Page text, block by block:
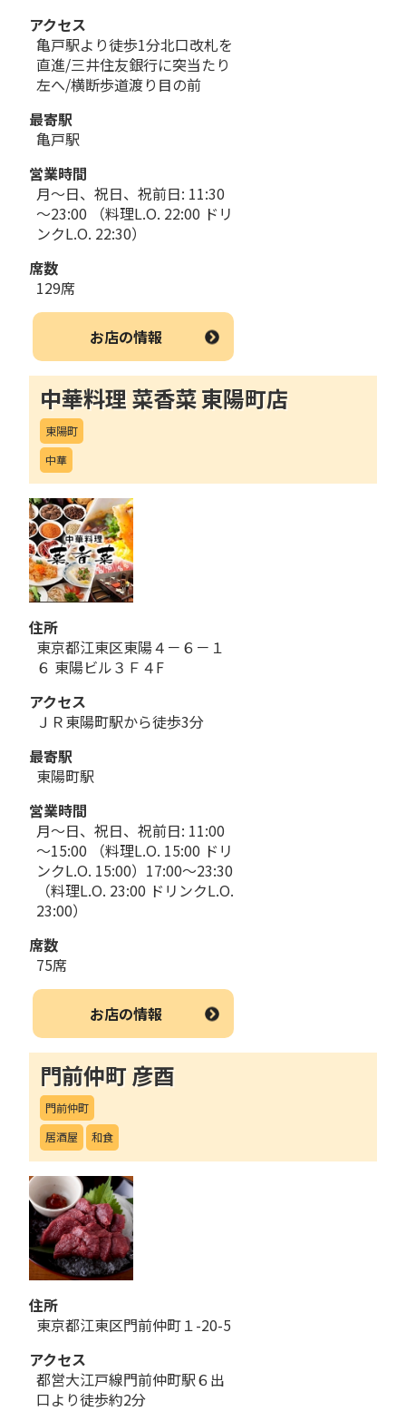
アクセス
亀戸駅より徒歩1分北口改札を
直進/三井住友銀行に突当たり
左へ/横断歩道渡り目の前
最寄駅
亀戸駅
営業時間
月～日、祝日、祝前日: 11:30
～23:00 （料理L.O. 22:00 ドリ
ンクL.O. 22:30）
席数
129席
お店の情報
中華料理 菜香菜 東陽町店
東陽町
中華
住所
東京都江東区東陽４－６－１
６ 東陽ビル３Ｆ４F
アクセス
ＪＲ東陽町駅から徒歩3分
最寄駅
東陽町駅
営業時間
月～日、祝日、祝前日: 11:00
～15:00 （料理L.O. 15:00 ドリ
ンクL.O. 15:00）17:00～23:30
（料理L.O. 23:00 ドリンクL.O.
23:00）
席数
75席
お店の情報
門前仲町 彦酉
門前仲町
居酒屋
和食
住所
東京都江東区門前仲町１-20-5
アクセス
都営大江戸線門前仲町駅６出
口より徒歩約2分